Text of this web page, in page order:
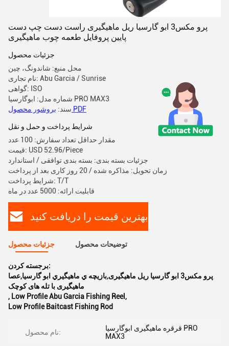
پرو مکس3 ابو گارسیا ریل ماهیگیری راست دست چپ دست
پایین پروفایل طعمه چوب ماهیگیری
جزئیات محصول
محل منبع: شاندونگ، چین
نام تجاری: Abu Garcia / Sunrise
گواهی: ISO
شماره مدل: ابوگارسیا PRO MAX3
سند: بروشور محصول PDF
شرایط پرداخت و حمل و نقل
مقدار حداقل تعداد سفارش: 100 عدد
قیمت: USD 52.96/Piece
جزئیات بسته بندی: بسته بندی توافقی / استاندارد
زمان تحویل: مذاکره شده / 20 روز کاری بعد از پرداخت
شرایط پرداخت: T/T
قابلیت ارائه: 5000 عدد در ماه
بهترین قیمت را دریافت کنید
جزئیات محصول توضیحات محصول
برجسته کردن:
پرو مکس3 ابو گارسیا ریل ماهیگیری,بازيچه ي ماهيگيري ابو گارسيا,عصا
ماهیگیری با تله های کوچک
, Low Profile Abu Garcia Fishing Reel,
Low Profile Baitcast Fishing Rod
نام محصول:
قرقره ماهیگیری ابوگارسیا PRO
MAX3